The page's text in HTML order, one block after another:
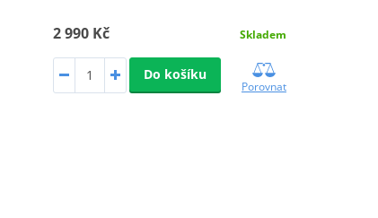
2 990 Kč Skladem
Do košíku
Porovnat